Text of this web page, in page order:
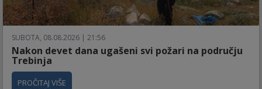
SUBOTA, 08.08.2026 | 21:56
Nakon devet dana ugašeni svi požari na području
Trebinja
PROČITAJ VIŠE